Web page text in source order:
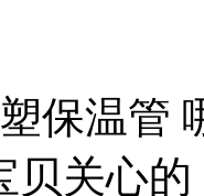
保温管
贝关心